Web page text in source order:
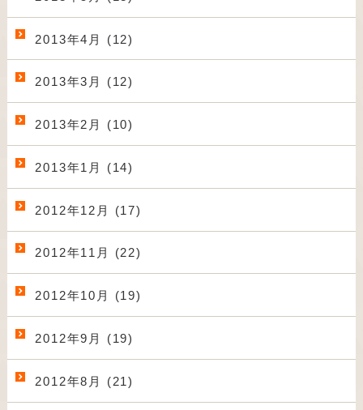
2013年4月 (12)
2013年3月 (12)
2013年2月 (10)
2013年1月 (14)
2012年12月 (17)
2012年11月 (22)
2012年10月 (19)
2012年9月 (19)
2012年8月 (21)